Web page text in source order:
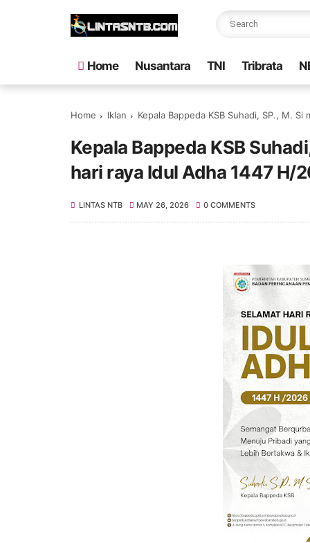
Home Nusantara TNI Tribrata
Home Iklan Kepala Bappeda KSB Suhadi, SP., M.
Kepala Bappeda KSB
hari raya Idul Adha 1447 H/
LINTAS NTB MAY 26, 2026 0 COMMENTS